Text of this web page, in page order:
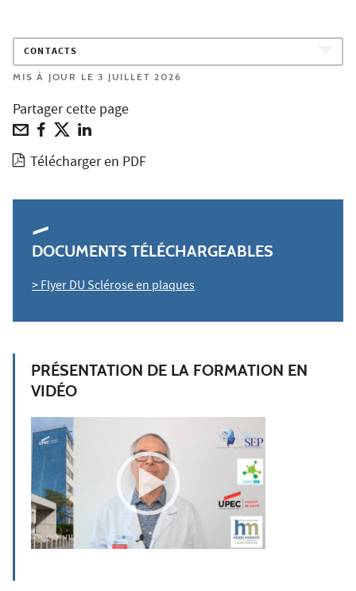
CONTACTS
MIS À JOUR LE 3 JUILLET 2026
Partager cette page
Télécharger en PDF
DOCUMENTS TÉLÉCHARGEABLES
> Flyer DU Sclérose en plaques
PRÉSENTATION DE LA FORMATION EN
VIDÉO